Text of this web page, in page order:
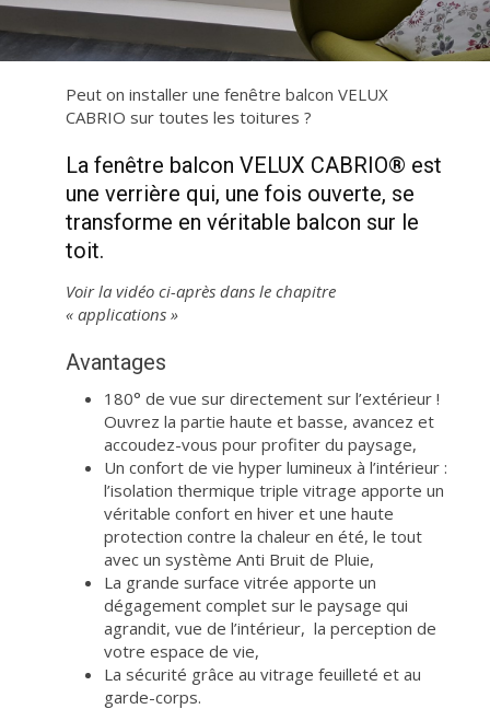
Peut on installer une fenêtre balcon VELUX
CABRIO sur toutes les toitures ?
La fenêtre balcon VELUX CABRIO® est
une verrière qui, une fois ouverte, se
transforme en véritable balcon sur le
toit.
Voir la vidéo ci-après dans le chapitre
« applications »
Avantages
180° de vue sur directement sur l’extérieur !
Ouvrez la partie haute et basse, avancez et
accoudez-vous pour profiter du paysage,
Un confort de vie hyper lumineux à l’intérieur :
l’isolation thermique triple vitrage apporte un
véritable confort en hiver et une haute
protection contre la chaleur en été, le tout
avec un système Anti Bruit de Pluie,
La grande surface vitrée apporte un
dégagement complet sur le paysage qui
agrandit, vue de l’intérieur, la perception de
votre espace de vie,
La sécurité grâce au vitrage feuilleté et au
garde-corps.